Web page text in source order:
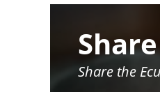
Share the